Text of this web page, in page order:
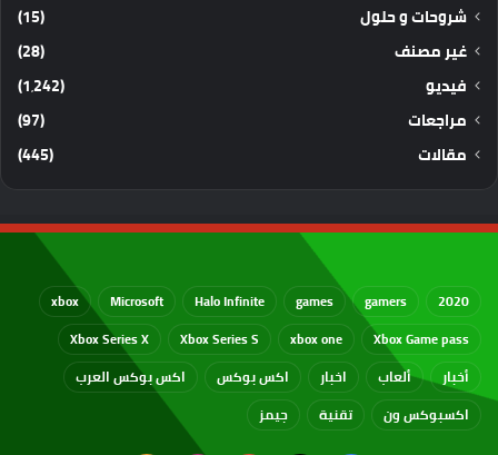
شروحات و حلول
(15)
غير مصنف
(28)
فيديو
(1٬242)
مراجعات
(97)
مقالات
(445)
2020
gamers
games
Halo Infinite
Microsoft
xbox
Xbox Game pass
xbox one
Xbox Series S
Xbox Series X
أخبار
ألعاب اخبار اكس بوكس
اكس بوكس العرب
اكسبوكس ون
تقنية جيمز